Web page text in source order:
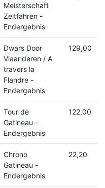
Meisterschaft
Zeitfahren -
Endergebnis
Dwars Door
Vlaanderen / A
travers la
Flandre -
Endergebnis
129,00
Tour de
Gatineau -
Endergebnis
122,00
Chrono
Gatineau -
Endergebnis
22,20